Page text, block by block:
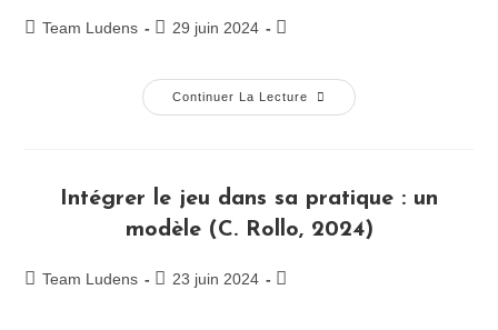
Team Ludens 29 juin 2024
Continuer La Lecture
Intégrer le jeu dans sa pratique : un
modèle (C. Rollo, 2024)
Team Ludens 23 juin 2024